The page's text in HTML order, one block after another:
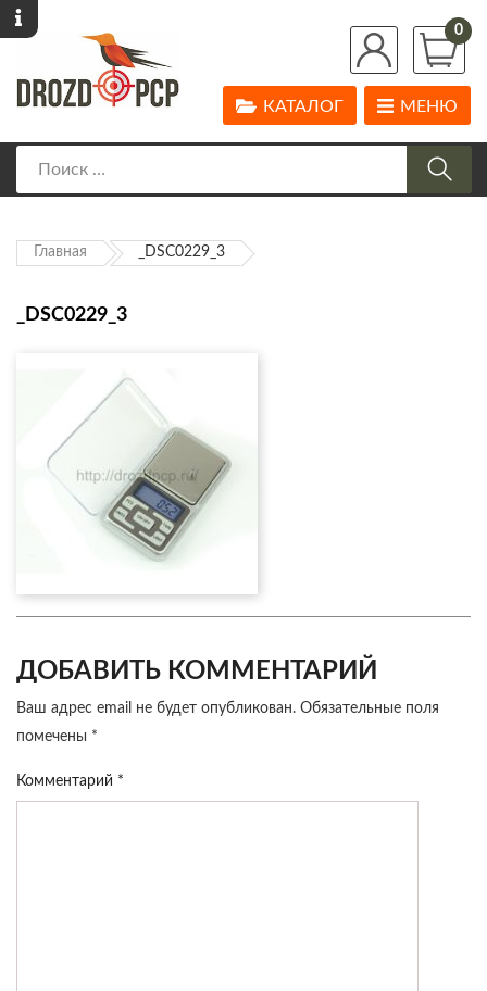
0
МЕНЮ
КАТАЛОГ
Главная _DSC0229_3
_DSC0229_3
ДОБАВИТЬ КОММЕНТАРИЙ
Ваш адрес email не будет опубликован. Обязательные поля
помечены *
Комментарий *